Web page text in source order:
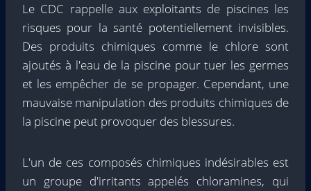
Le CDC rappelle aux exploitants de piscines les
risques pour la santé potentiellement invisibles.
Des produits chimiques comme le chlore sont
ajoutés à l'eau de la piscine pour tuer les germes
et les empêcher de se propager. Cependant, une
mauvaise manipulation des produits chimiques de
la piscine peut provoquer des blessures.
L'un de ces composés chimiques indésirables est
un groupe d'irritants appelés chloramines, qui